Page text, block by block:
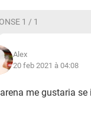
1 / 1
Alex
20 feb 2021 à 04:08
me gustaria